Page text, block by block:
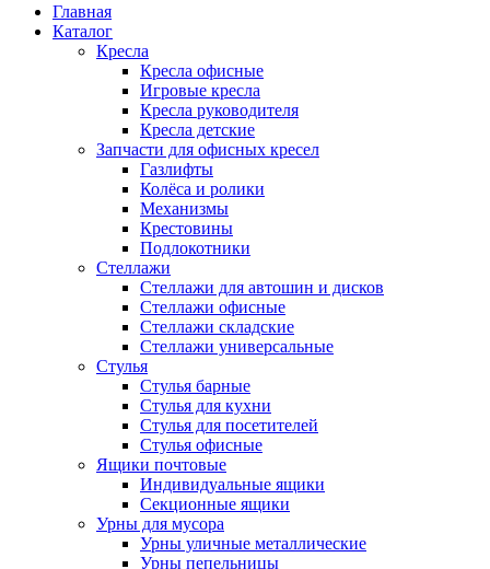
Главная
Каталог
Кресла
Кресла офисные
Игровые кресла
Кресла руководителя
Кресла детские
Запчасти для офисных кресел
Газлифты
Колёса и ролики
Механизмы
Крестовины
Подлокотники
Стеллажи
Стеллажи для автошин и дисков
Стеллажи офисные
Стеллажи складские
Стеллажи универсальные
Стулья
Стулья барные
Стулья для кухни
Стулья для посетителей
Стулья офисные
Ящики почтовые
Индивидуальные ящики
Секционные ящики
Урны для мусора
Урны уличные металлические
Урны пепельницы